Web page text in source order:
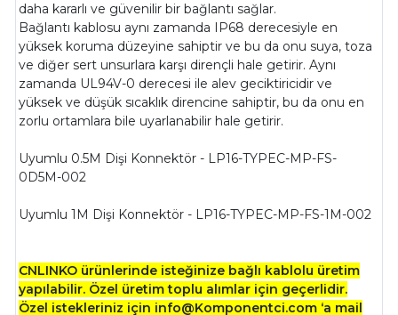
daha kararlı ve güvenilir bir bağlantı sağlar.
Bağlantı kablosu aynı zamanda IP68 derecesiyle en
yüksek koruma düzeyine sahiptir ve bu da onu suya, toza
ve diğer sert unsurlara karşı dirençli hale getirir. Aynı
zamanda UL94V-0 derecesi ile alev geciktiricidir ve
yüksek ve düşük sıcaklık direncine sahiptir, bu da onu en
zorlu ortamlara bile uyarlanabilir hale getirir.
Uyumlu 0.5M Dişi Konnektör - LP16-TYPEC-MP-FS-
0D5M-002
Uyumlu 1M Dişi Konnektör - LP16-TYPEC-MP-FS-1M-002
CNLINKO ürünlerinde isteğinize bağlı kablolu üretim
yapılabilir. Özel üretim toplu alımlar için geçerlidir.
Özel istekleriniz için info@Komponentci.com ‘a mail